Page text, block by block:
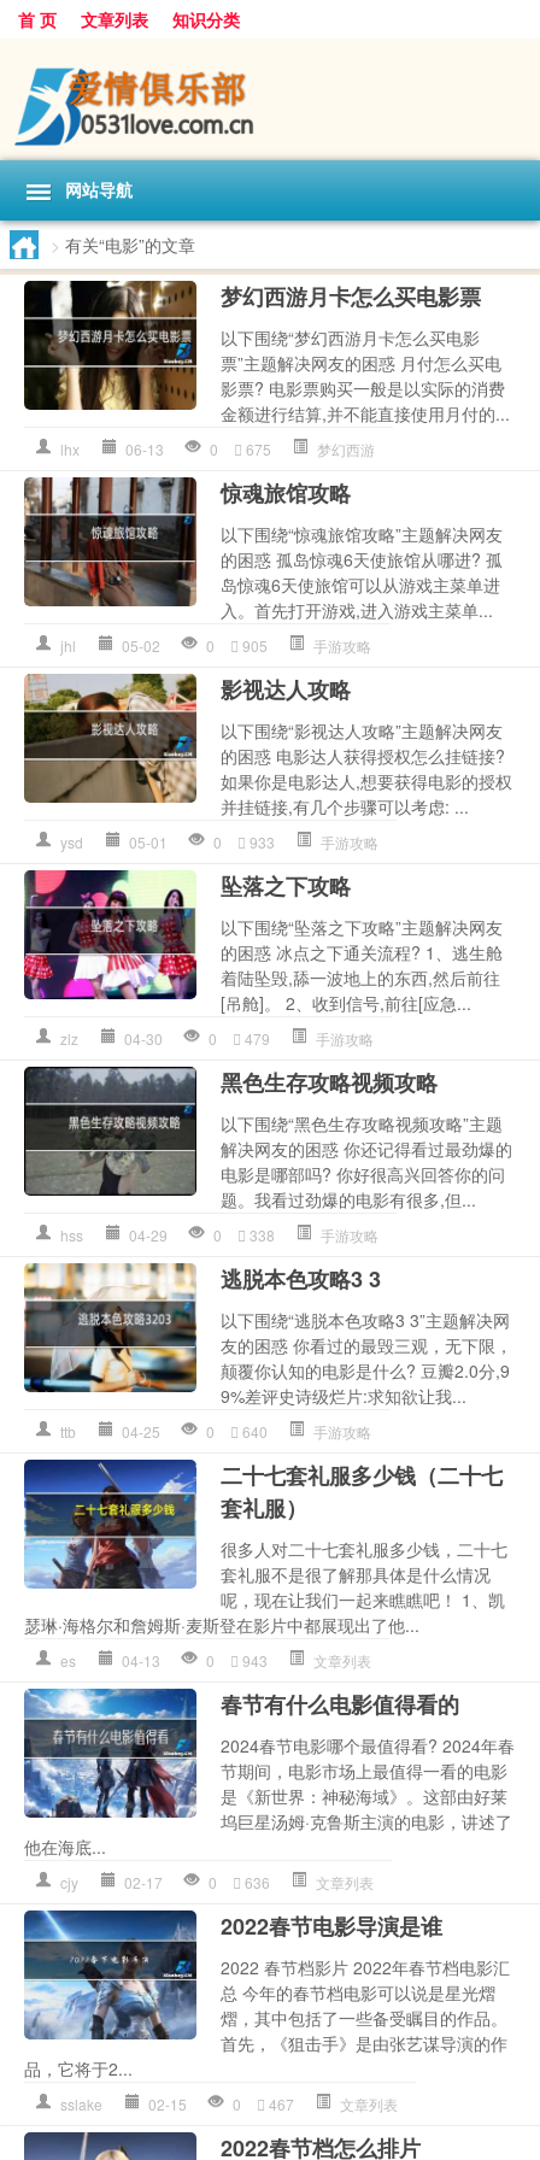
首 页 文章列表 知识分类
网站导航
> 有关“电影”的文章
梦幻西游月卡怎么买电影票
以下围绕“梦幻西游月卡怎么买电影
票”主题解决网友的困惑 月付怎么买电
影票? 电影票购买一般是以实际的消费
金额进行结算,并不能直接使用月付的...
lhx 06-13 0 675 梦幻西游
惊魂旅馆攻略
以下围绕“惊魂旅馆攻略”主题解决网友
的困惑 孤岛惊魂6天使旅馆从哪进? 孤
岛惊魂6天使旅馆可以从游戏主菜单进
入。首先打开游戏,进入游戏主菜单...
jhl 05-02 0 905 手游攻略
影视达人攻略
以下围绕“影视达人攻略”主题解决网友
的困惑 电影达人获得授权怎么挂链接?
如果你是电影达人,想要获得电影的授权
并挂链接,有几个步骤可以考虑: ...
ysd 05-01 0 933 手游攻略
坠落之下攻略
以下围绕“坠落之下攻略”主题解决网友
的困惑 冰点之下通关流程? 1、逃生舱
着陆坠毁,舔一波地上的东西,然后前往
[吊舱]。 2、收到信号,前往[应急...
zlz 04-30 0 479 手游攻略
黑色生存攻略视频攻略
以下围绕“黑色生存攻略视频攻略”主题
解决网友的困惑 你还记得看过最劲爆的
电影是哪部吗? 你好很高兴回答你的问
题。我看过劲爆的电影有很多,但...
hss 04-29 0 338 手游攻略
逃脱本色攻略3 3
以下围绕“逃脱本色攻略3 3”主题解决网
友的困惑 你看过的最毁三观，无下限，
颠覆你认知的电影是什么? 豆瓣2.0分,9
9%差评史诗级烂片:求知欲让我...
ttb 04-25 0 640 手游攻略
二十七套礼服多少钱（二十七
套礼服）
很多人对二十七套礼服多少钱，二十七
套礼服不是很了解那具体是什么情况
呢，现在让我们一起来瞧瞧吧！ 1、凯
瑟琳·海格尔和詹姆斯·麦斯登在影片中都展现出了他...
es 04-13 0 943 文章列表
春节有什么电影值得看的
2024春节电影哪个最值得看? 2024年春
节期间，电影市场上最值得一看的电影
是《新世界：神秘海域》。这部由好莱
坞巨星汤姆·克鲁斯主演的电影，讲述了
他在海底...
cjy 02-17 0 636 文章列表
2022春节电影导演是谁
2022 春节档影片 2022年春节档电影汇
总 今年的春节档电影可以说是星光熠
熠，其中包括了一些备受瞩目的作品。
首先，《狙击手》是由张艺谋导演的作
品，它将于2...
sslake 02-15 0 467 文章列表
2022春节档怎么排片